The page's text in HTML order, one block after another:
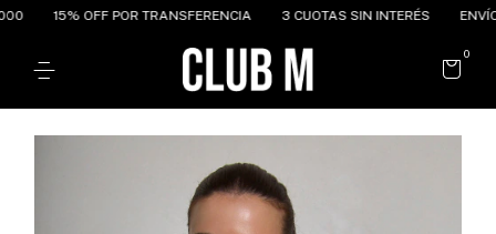
OFF POR TRANSFERENCIA 3 CUOTAS SIN INTERÉS ENVÍO GRATIS
0